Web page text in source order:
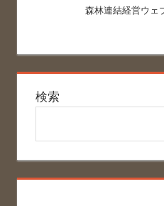
森林連結経営ウェ
検索